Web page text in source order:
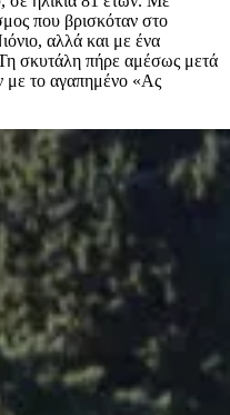
που βρισκόταν στο
αλλά και με ένα
σκυτάλη πήρε αμέσως μετά
με το αγαπημένο «Ας